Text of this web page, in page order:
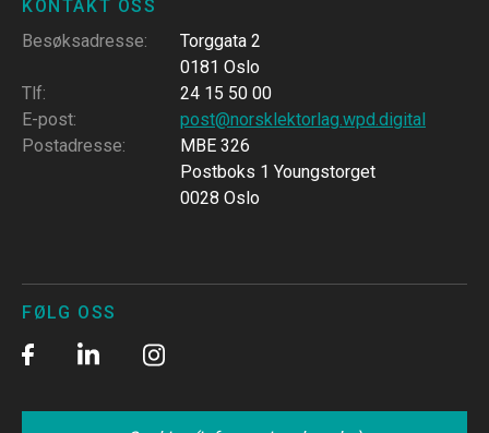
KONTAKT OSS
Besøksadresse:
Torggata 2
0181 Oslo
Tlf:
24 15 50 00
E-post:
post@norsklektorlag.wpd.digital
Postadresse:
MBE 326
Postboks 1 Youngstorget
0028 Oslo
FØLG OSS